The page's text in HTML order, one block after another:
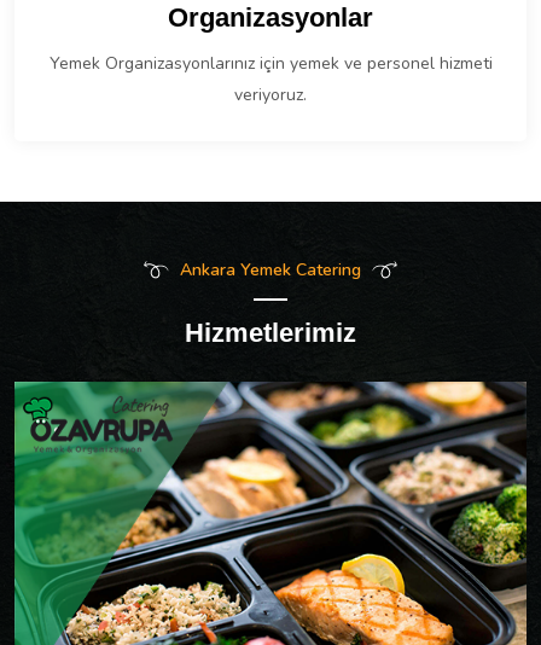
Organizasyonlar
Yemek Organizasyonlarınız için yemek ve personel hizmeti
veriyoruz.
Ankara Yemek Catering
Hizmetlerimiz